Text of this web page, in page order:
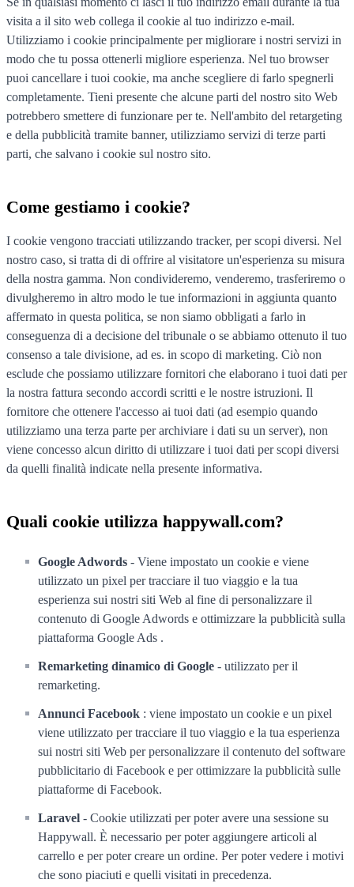
visita a il sito web collega il cookie al tuo indirizzo e-mail.
Utilizziamo i cookie principalmente per migliorare i nostri servizi in
modo che tu possa ottenerli migliore esperienza. Nel tuo browser
puoi cancellare i tuoi cookie, ma anche scegliere di farlo spegnerli
completamente. Tieni presente che alcune parti del nostro sito Web
potrebbero smettere di funzionare per te. Nell'ambito del retargeting
e della pubblicità tramite banner, utilizziamo servizi di terze parti
parti, che salvano i cookie sul nostro sito.
Come gestiamo i cookie?
I cookie vengono tracciati utilizzando tracker, per scopi diversi. Nel
nostro caso, si tratta di di offrire al visitatore un'esperienza su misura
della nostra gamma. Non condivideremo, venderemo, trasferiremo o
divulgheremo in altro modo le tue informazioni in aggiunta quanto
affermato in questa politica, se non siamo obbligati a farlo in
conseguenza di a decisione del tribunale o se abbiamo ottenuto il tuo
consenso a tale divisione, ad es. in scopo di marketing. Ciò non
esclude che possiamo utilizzare fornitori che elaborano i tuoi dati per
la nostra fattura secondo accordi scritti e le nostre istruzioni. Il
fornitore che ottenere l'accesso ai tuoi dati (ad esempio quando
utilizziamo una terza parte per archiviare i dati su un server), non
viene concesso alcun diritto di utilizzare i tuoi dati per scopi diversi
da quelli finalità indicate nella presente informativa.
Quali cookie utilizza happywall.com?
Google Adwords - Viene impostato un cookie e viene
utilizzato un pixel per tracciare il tuo viaggio e la tua
esperienza sui nostri siti Web al fine di personalizzare il
contenuto di Google Adwords e ottimizzare la pubblicità sulla
piattaforma Google Ads .
Remarketing dinamico di Google - utilizzato per il
remarketing.
Annunci Facebook : viene impostato un cookie e un pixel
viene utilizzato per tracciare il tuo viaggio e la tua esperienza
sui nostri siti Web per personalizzare il contenuto del software
pubblicitario di Facebook e per ottimizzare la pubblicità sulle
piattaforme di Facebook.
Laravel - Cookie utilizzati per poter avere una sessione su
Happywall. È necessario per poter aggiungere articoli al
carrello e per poter creare un ordine. Per poter vedere i motivi
che sono piaciuti e quelli visitati in precedenza.